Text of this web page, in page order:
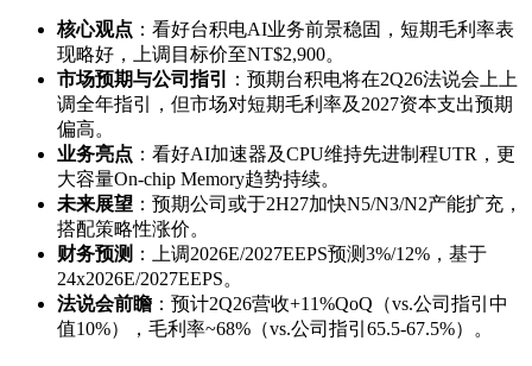
核心观点 ：看好台积电AI业务前景稳固，短期毛利率表
现略好，上调目标价至NT$2,900。
市场预期与公司指引
：预期台积电将在2Q26法说会上上
调全年指引，但市场对短期毛利率及2027资本支出预期
偏高。
业务亮点 ：看好AI加速器及CPU维持先进制程UTR，更
大容量On-chip Memory趋势持续。
未来展望 ：预期公司或于2H27加快N5/N3/N2产能扩充，
搭配策略性涨价。
财务预测 ：上调2026E/2027EEPS预测3%/12%，基于
24x2026E/2027EEPS。
法说会前瞻 ：预计2Q26营收+11%QoQ（vs.公司指引中
值10%），毛利率~68%（vs.公司指引65.5-67.5%）。